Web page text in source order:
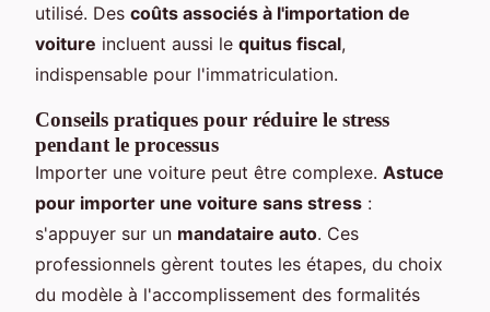
utilisé. Des coûts associés à l'importation de
voiture incluent aussi le quitus fiscal,
indispensable pour l'immatriculation.
Conseils pratiques pour réduire le stress
pendant le processus
Importer une voiture peut être complexe. Astuce
pour importer une voiture sans stress :
s'appuyer sur un mandataire auto. Ces
professionnels gèrent toutes les étapes, du choix
du modèle à l'accomplissement des formalités